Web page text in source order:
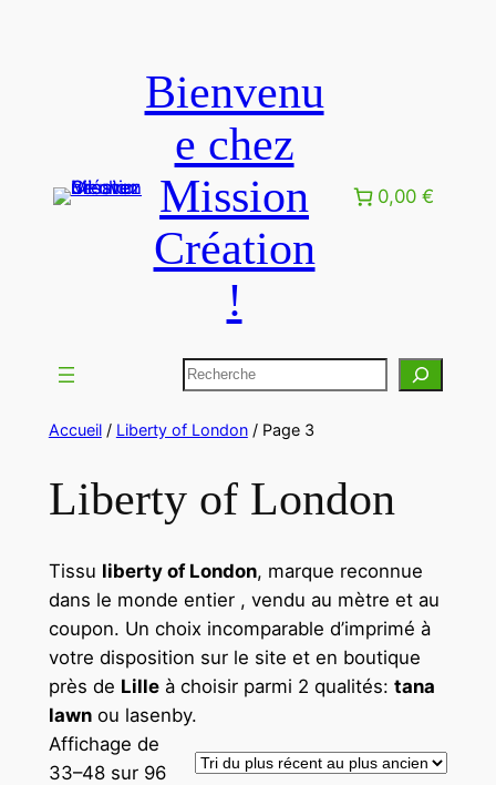
Bienvenu
e chez
Mission
Création
!
0,00 €
Accueil/ Liberty of London/ Page 3
Liberty of London
Tissu liberty of London, marque reconnue
dans le monde entier , vendu au mètre et au
coupon. Un choix incomparable d’imprimé à
votre disposition sur le site et en boutique
près de Lilleà choisir parmi 2 qualités: tana
lawnou lasenby.
Affichage de
33–48 sur 96